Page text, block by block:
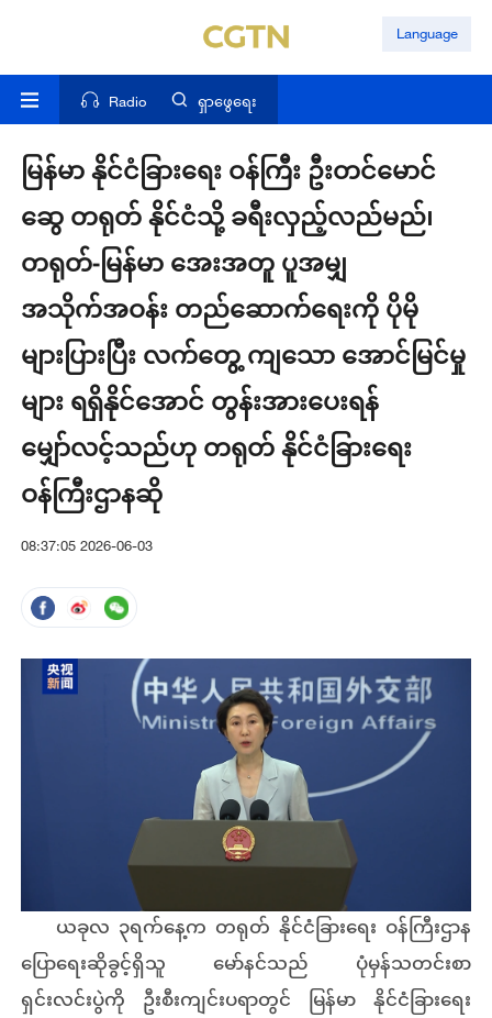
Language
Radio ရှာဖွေရေး
မြန်မာ နိုင်ငံခြားရေး ဝန်ကြီး ဦးတင်မောင်
ဆွေ တရုတ် နိုင်ငံသို့ ခရီးလှည့်လည်မည်၊
တရုတ်-မြန်မာ အေးအတူ ပူအမျှ
အသိုက်အဝန်း တည်ဆောက်ရေးကို ပိုမို
များပြားပြီး လက်တွေ့ ကျသော အောင်မြင်မှု
များ ရရှိနိုင်အောင် တွန်းအားပေးရန်
မျှော်လင့်သည်ဟု တရုတ် နိုင်ငံခြားရေး
ဝန်ကြီးဌာနဆို
08:37:05 2026-06-03
ယခုလ ၃ရက်နေ့က တရုတ် နိုင်ငံခြားရေး ဝန်ကြီးဌာန
ပြောရေးဆိုခွင့်ရှိသူ မော်နင်သည် ပုံမှန်သတင်းစာ
ရှင်းလင်းပွဲကို ဦးစီးကျင်းပရာတွင် မြန်မာ နိုင်ငံခြားရေး